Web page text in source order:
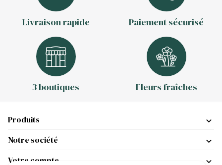
Livraison rapide Paiement sécurisé
3 boutiques Fleurs fraîches
Produits
Notre société
Votre compte